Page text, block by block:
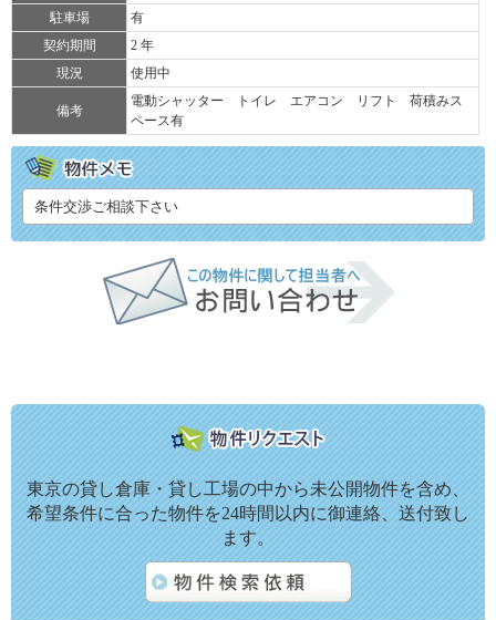
駐車場
有
契約期間
2 年
現況
使用中
備考
電動シャッター トイレ エアコン リフト 荷積みス
ペース有
条件交渉ご相談下さい
東京の貸し倉庫・貸し工場の中から未公開物件を含め、
希望条件に合った物件を24時間以内に御連絡、送付致し
ます。